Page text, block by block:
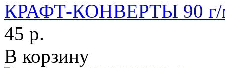
КРАФТ-КОНВЕРТЫ 90 г/
45 р.
В корзину